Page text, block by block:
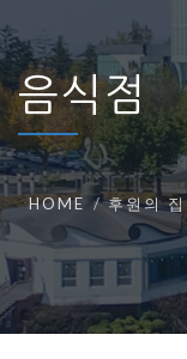
음식점
HOME 후원의 집